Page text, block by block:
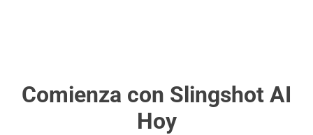
Comienza con Slingshot AI
Hoy